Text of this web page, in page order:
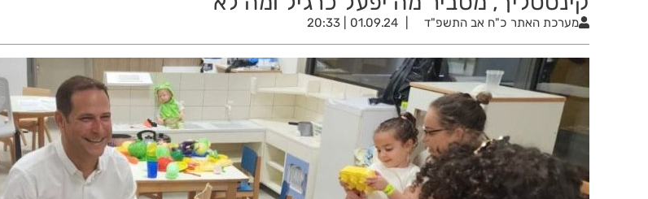
מערכת האתר כ"ח אב התשפ"ד 01.09.24 | 20:33